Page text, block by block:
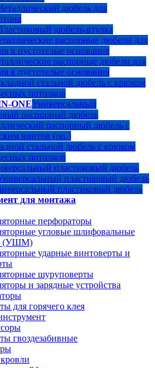
дюбель для
дюбель-втулка
распорные дюбели для
в пустотелые основания
распорные дюбели для
в пустотелые основания
стальной дюбель с крюком
потолков
ONEУниверсальный
распорный дюбель
распорный дюбель с
винтов (оц.)
стальной дюбель с крюком
потолков
пластиковый дюбель
пластиковый дюбель
пластиковый дюбель
для монтажа
перфораторы
угловые шлифовальные
(УШМ)
ударные винтоверты и
шуруповерты
и зарядные устройства
для горячего клея
гвоздезабивные